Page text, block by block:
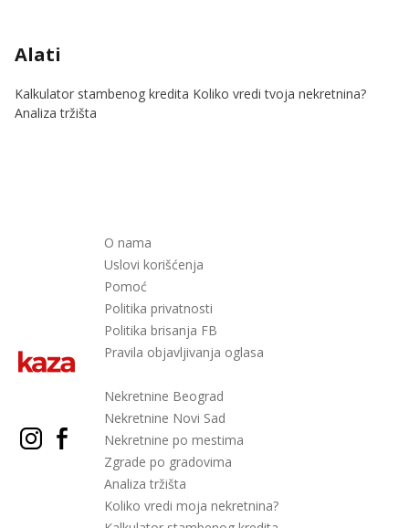
Alati
Kalkulator stambenog kredita Koliko vredi tvoja nekretnina?
Analiza tržišta
O nama
Uslovi korišćenja
Pomoć
Politika privatnosti
Politika brisanja FB
Pravila objavljivanja oglasa
Nekretnine Beograd
Nekretnine Novi Sad
Nekretnine po mestima
Zgrade po gradovima
Analiza tržišta
Koliko vredi moja nekretnina?